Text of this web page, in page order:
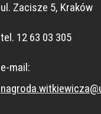
ul. Zacisze 5, Kraków
tel. 12 63 03 305
e-mail: